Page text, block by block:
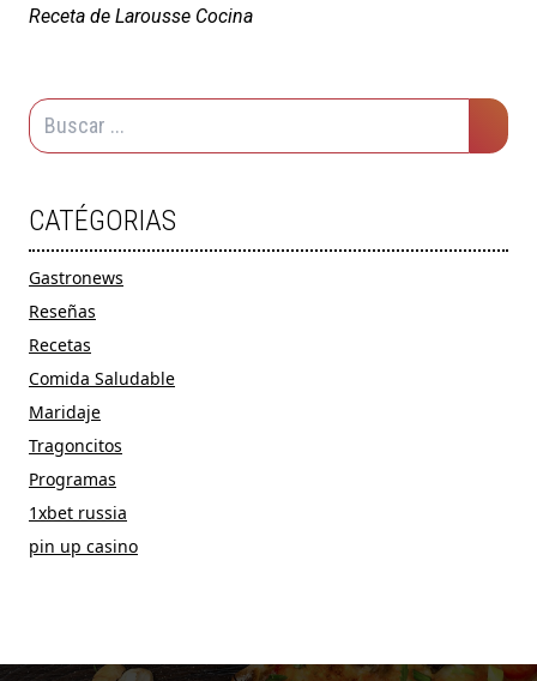
Receta de Larousse Cocina
CATÉGORIAS
Gastronews
Reseñas
Recetas
Comida Saludable
Maridaje
Tragoncitos
Programas
1xbet russia
pin up casino